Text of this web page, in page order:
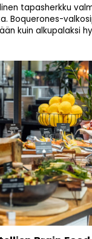
tapasherkku
Boquerones-
kuin alkupalaksi